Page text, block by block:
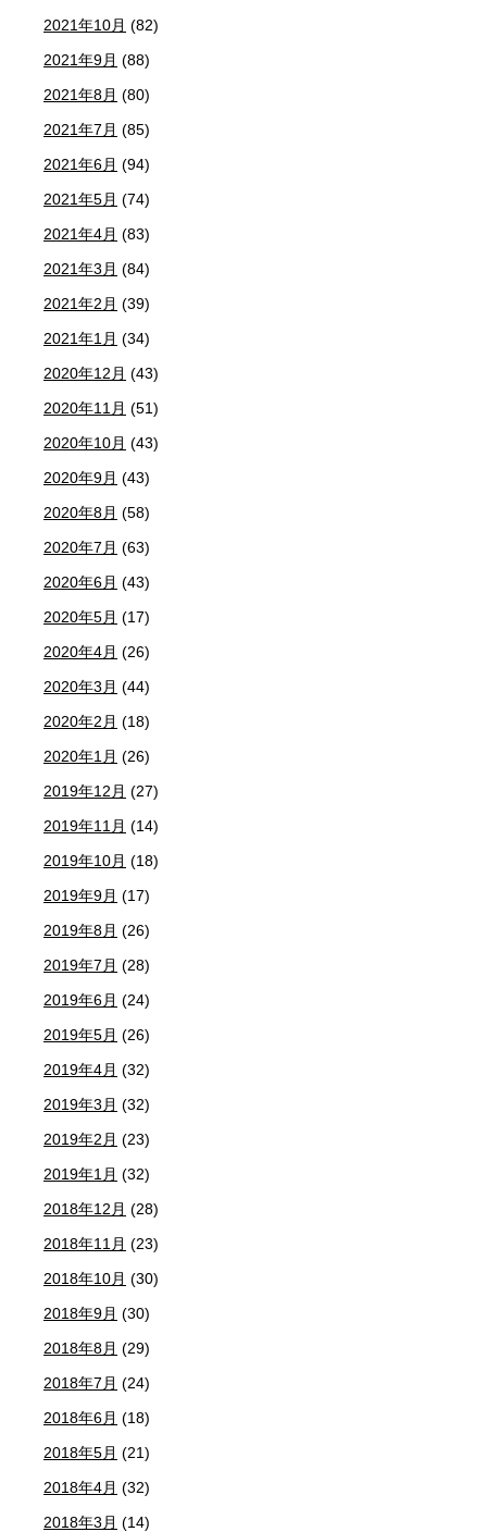
2021年10月 (82)
2021年9月 (88)
2021年8月 (80)
2021年7月 (85)
2021年6月 (94)
2021年5月 (74)
2021年4月 (83)
2021年3月 (84)
2021年2月 (39)
2021年1月 (34)
2020年12月 (43)
2020年11月 (51)
2020年10月 (43)
2020年9月 (43)
2020年8月 (58)
2020年7月 (63)
2020年6月 (43)
2020年5月 (17)
2020年4月 (26)
2020年3月 (44)
2020年2月 (18)
2020年1月 (26)
2019年12月 (27)
2019年11月 (14)
2019年10月 (18)
2019年9月 (17)
2019年8月 (26)
2019年7月 (28)
2019年6月 (24)
2019年5月 (26)
2019年4月 (32)
2019年3月 (32)
2019年2月 (23)
2019年1月 (32)
2018年12月 (28)
2018年11月 (23)
2018年10月 (30)
2018年9月 (30)
2018年8月 (29)
2018年7月 (24)
2018年6月 (18)
2018年5月 (21)
2018年4月 (32)
2018年3月 (14)